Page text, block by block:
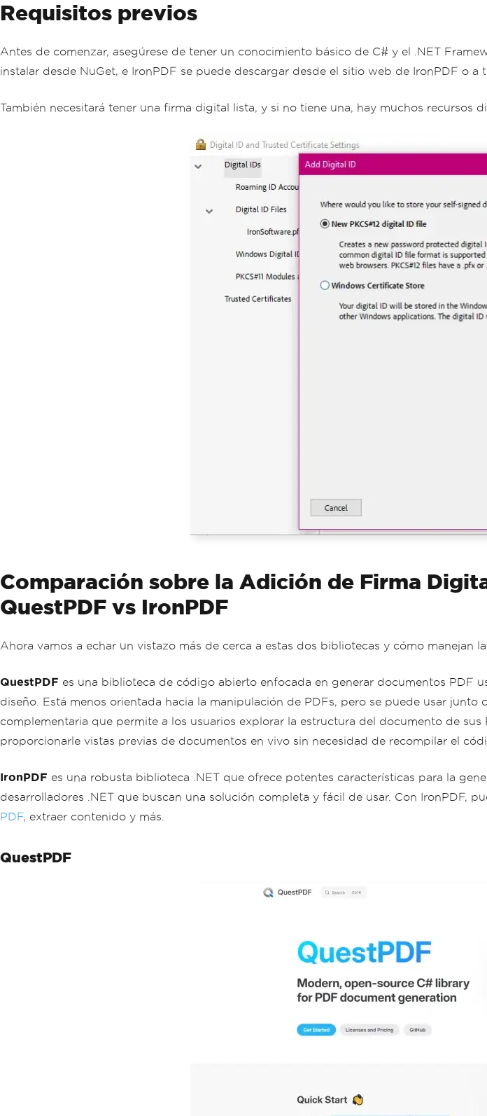
Requisitos previos
Antes de comenzar, asegúrese de tener un conocimiento básico de C# y el .NET
instalar desde NuGet, e IronPDF se puede descargar desde el sitio web de IronPDF o a
También necesitará tener una firma digital lista, y si no tiene una, hay muchos recursos
Comparación sobre la Adición de Firma
QuestPDF vs IronPDF
Ahora vamos a echar un vistazo más de cerca a estas dos bibliotecas y cómo manejan
QuestPDF es una biblioteca de código abierto enfocada en generar documentos PDF
diseño. Está menos orientada hacia la manipulación de PDFs, pero se puede usar
complementaria que permite a los usuarios explorar la estructura del documento de
proporcionarle vistas previas de documentos en vivo sin necesidad de recompilar el
IronPDF es una robusta biblioteca .NET que ofrece potentes características para la
desarrolladores .NET que buscan una solución completa y fácil de usar. Con IronPDF,
PDF, extraer contenido y más.
QuestPDF